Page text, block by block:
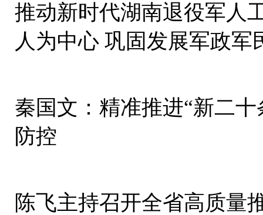
推动新时代湖南退役军人
人为中心 巩固发展军政军
秦国文：精准推进“新二
防控
陈飞主持召开全省高质量